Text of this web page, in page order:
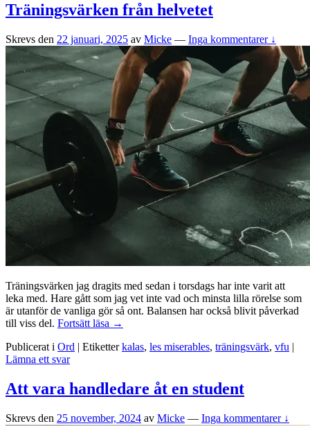
Träningsvärken från helvetet
Skrevs den 22 januari, 2025 av Micke — Inga kommentarer ↓
Träningsvärken jag dragits med sedan i torsdags har inte varit att
leka med. Hare gått som jag vet inte vad och minsta lilla rörelse som
är utanför de vanliga gör så ont. Balansen har också blivit påverkad
till viss del. Fortsätt läsa Träningsvärken
helvetet
→
Publicerat i Ord | Etiketter kalas, les miserables, träningsvärk, vfu |
Lämna ett svar
Att vara handledare åt en student
Skrevs den 25 november, 2024 av Micke — Inga kommentarer ↓